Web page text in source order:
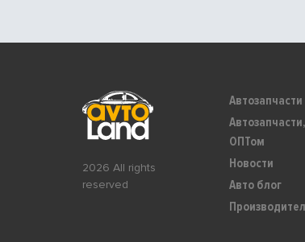
2026 All rights
reserved
Автозапчасти
ОПТом
Новости
Авто блог